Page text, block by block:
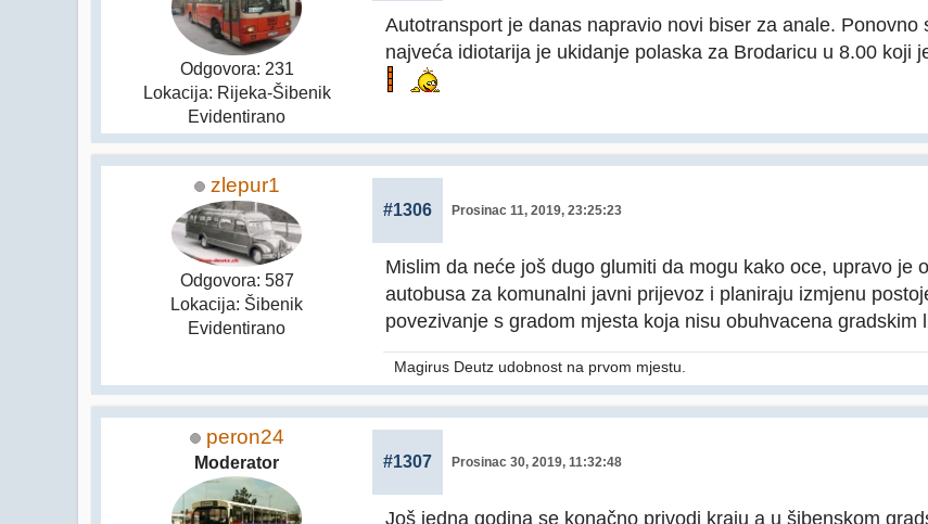
Odgovora: 231
Lokacija: Rijeka-Šibenik
Evidentirano
Autotransport je danas napravio novi biser za anale.
najveća idiotarija je ukidanje polaska za Brodaricu u 8.00 koji
zlepur1
Odgovora: 587
Lokacija: Šibenik
Evidentirano
#1306 Prosinac 11, 2019, 23:25:23
Mislim da neće još dugo glumiti da mogu kako oce, upravo je
autobusa za komunalni javni prijevoz i planiraju izmjenu
povezivanje s gradom mjesta koja nisu obuhvacena gradskim
Magirus Deutz udobnost na prvom mjestu.
peron24
Moderator #1307 Prosinac 30, 2019, 11:32:48
Još jedna godina se konačno privodi kraju a u šibenskom